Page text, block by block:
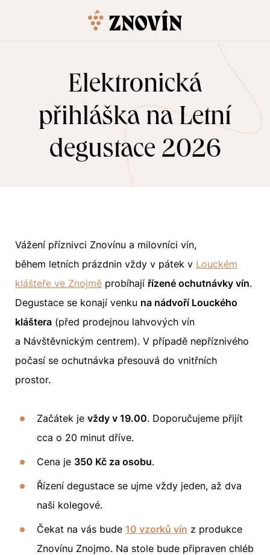
Elektronická
přihláška na Letní
degustace 2026
Vážení příznivci Znovínu a milovníci vín,
během letních prázdnin vždy v pátek v Louckém
klášteře ve Znojmě probíhají řízené ochutnávky vín.
Degustace se konají venku na nádvoří Louckého
kláštera (před prodejnou lahvových vín
a Návštěvnickým centrem). V případě nepříznivého
počasí se ochutnávka přesouvá do vnitřních
prostor.
Začátek je vždy v 19.00. Doporučujeme přijít
cca o 20 minut dříve.
Cena je 350 Kč za osobu.
Řízení degustace se ujme vždy jeden, až dva
naši kolegové.
Čekat na vás bude 10 vzorků vín z produkce
Znovínu Znojmo. Na stole bude připraven chléb